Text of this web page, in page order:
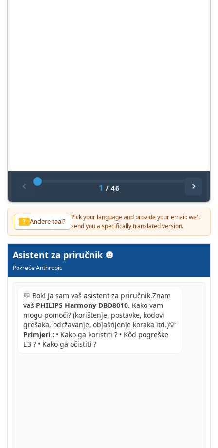
1 / 46
? Andere taal?
Pick your language and provide your email: we'll
send you a specifically translated version.
Asistent za priručnik
Pokreće Anthropic
💬 Bok! Ja sam vaš asistent za priručnik.Znam
vaš PHILIPS Harmony DBD8010. Kako vam
mogu pomoći? (korištenje, postavke, kodovi
grešaka, održavanje, objašnjenje koraka itd.)💡
Primjeri : • Kako ga koristiti ? • Kôd pogreške
E3 ? • Kako ga očistiti ?